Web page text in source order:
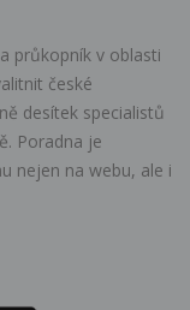
průkopník v oblasti
české
desítek specialistů
Poradna je
nejen na webu, ale i